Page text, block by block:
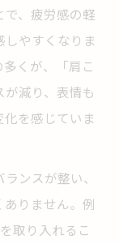
、疲労感の軽
やすくなりま
くが、「肩こ
減り、表情も
を感じていま
ンスが整い、
りません。例
取り入れるこ